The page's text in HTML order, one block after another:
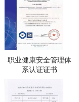
职业健康安全管理体
系认证证书